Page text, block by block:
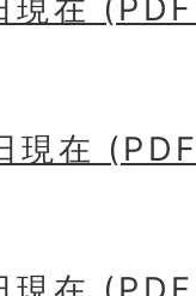
現在
現在